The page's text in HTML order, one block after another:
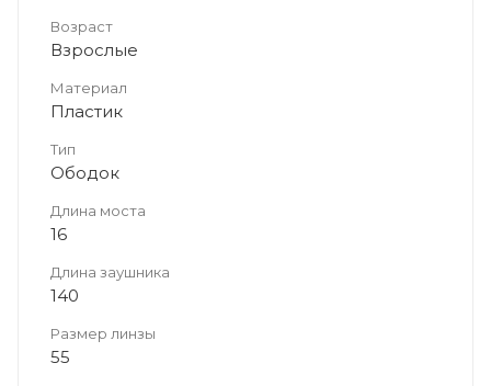
Возраст
Взрослые
Материал
Пластик
Тип
Ободок
Длина моста
16
Длина заушника
140
Размер линзы
55